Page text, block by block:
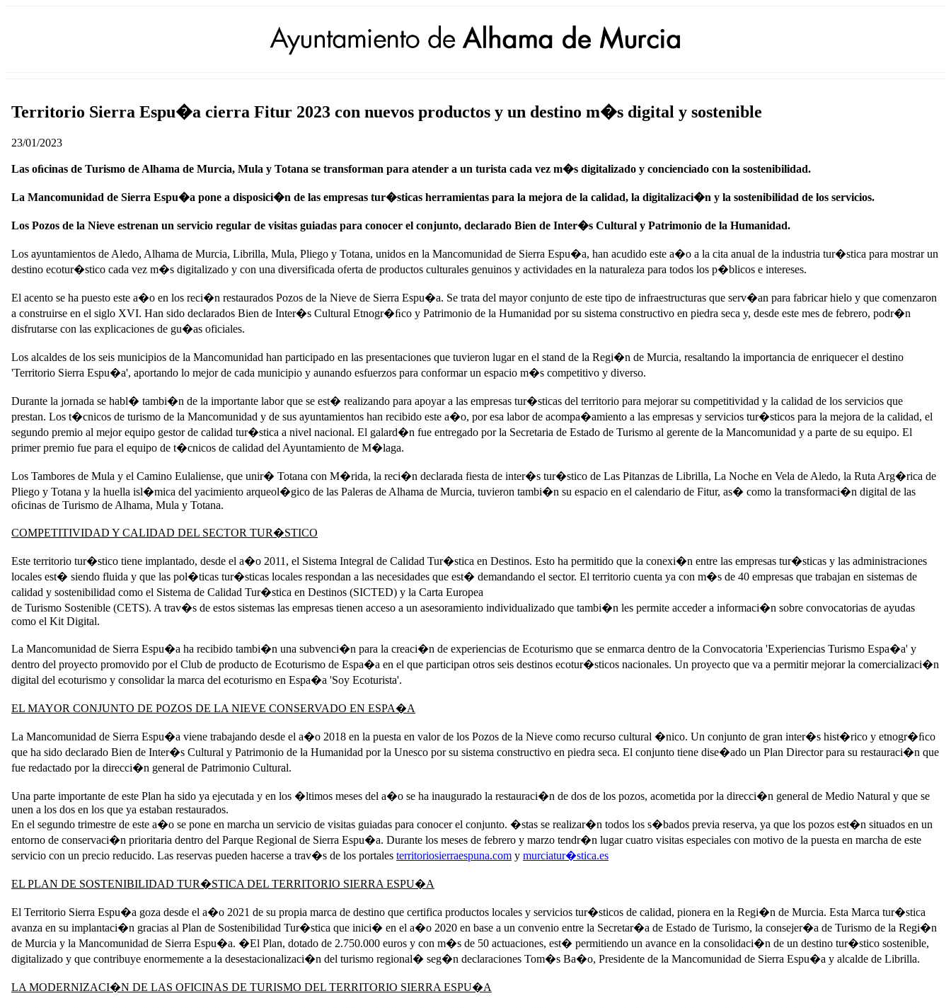
Territorio Sierra Espu�a cierra Fitur 2023 con nuevos productos y un destino m�s digital y sostenible
23/01/2023
Las oﬁcinas de Turismo de Alhama de Murcia, Mula y Totana se transforman para atender a un turista cada vez m�s digitalizado y concienciado con la sostenibilidad.
La Mancomunidad de Sierra Espu�a pone a disposici�n de las empresas tur�sticas herramientas para la mejora de la calidad, la digitalizaci�n y la sostenibilidad de los servicios.
Los Pozos de la Nieve estrenan un servicio regular de visitas guiadas para conocer el conjunto, declarado Bien de Inter�s Cultural y Patrimonio de la Humanidad.
Los ayuntamientos de Aledo, Alhama de Murcia, Librilla, Mula, Pliego y Totana, unidos en la Mancomunidad de Sierra Espu�a, han acudido este a�o a la cita anual de la industria tur�stica para mostrar un
destino ecotur�stico cada vez m�s digitalizado y con una diversificada oferta de productos culturales genuinos y actividades en la naturaleza para todos los p�blicos e intereses.
El acento se ha puesto este a�o en los reci�n restaurados Pozos de la Nieve de Sierra Espu�a. Se trata del mayor conjunto de este tipo de infraestructuras que serv�an para fabricar hielo y que comenzaron
a construirse en el siglo XVI. Han sido declarados Bien de Inter�s Cultural Etnogr�ﬁco y Patrimonio de la Humanidad por su sistema constructivo en piedra seca y, desde este mes de febrero, podr�n
disfrutarse con las explicaciones de gu�as oficiales.
Los alcaldes de los seis municipios de la Mancomunidad han participado en las presentaciones que tuvieron lugar en el stand de la Regi�n de Murcia, resaltando la importancia de enriquecer el destino
'Territorio Sierra Espu�a', aportando lo mejor de cada municipio y aunando esfuerzos para conformar un espacio m�s competitivo y diverso.
Durante la jornada se habl� tambi�n de la importante labor que se est� realizando para apoyar a las empresas tur�sticas del territorio para mejorar su competitividad y la calidad de los servicios que
prestan. Los t�cnicos de turismo de la Mancomunidad y de sus ayuntamientos han recibido este a�o, por esa labor de acompa�amiento a las empresas y servicios tur�sticos para la mejora de la calidad, el
segundo premio al mejor equipo gestor de calidad tur�stica a nivel nacional. El galard�n fue entregado por la Secretaria de Estado de Turismo al gerente de la Mancomunidad y a parte de su equipo. El
primer premio fue para el equipo de t�cnicos de calidad del Ayuntamiento de M�laga.
Los Tambores de Mula y el Camino Eulaliense, que unir� Totana con M�rida, la reci�n declarada fiesta de inter�s tur�stico de Las Pitanzas de Librilla, La Noche en Vela de Aledo, la Ruta Arg�rica de
Pliego y Totana y la huella isl�mica del yacimiento arqueol�gico de las Paleras de Alhama de Murcia, tuvieron tambi�n su espacio en el calendario de Fitur, as� como la transformaci�n digital de las
oﬁcinas de Turismo de Alhama, Mula y Totana.
COMPETITIVIDAD Y CALIDAD DEL SECTOR TUR�STICO
Este territorio tur�stico tiene implantado, desde el a�o 2011, el Sistema Integral de Calidad Tur�stica en Destinos. Esto ha permitido que la conexi�n entre las empresas tur�sticas y las administraciones
locales est� siendo fluida y que las pol�ticas tur�sticas locales respondan a las necesidades que est� demandando el sector. El territorio cuenta ya con m�s de 40 empresas que trabajan en sistemas de
calidad y sostenibilidad como el Sistema de Calidad Tur�stica en Destinos (SICTED) y la Carta Europea
de Turismo Sostenible (CETS). A trav�s de estos sistemas las empresas tienen acceso a un asesoramiento individualizado que tambi�n les permite acceder a informaci�n sobre convocatorias de ayudas
como el Kit Digital.
La Mancomunidad de Sierra Espu�a ha recibido tambi�n una subvenci�n para la creaci�n de experiencias de Ecoturismo que se enmarca dentro de la Convocatoria 'Experiencias Turismo Espa�a' y
dentro del proyecto promovido por el Club de producto de Ecoturismo de Espa�a en el que participan otros seis destinos ecotur�sticos nacionales. Un proyecto que va a permitir mejorar la comercializaci�n
digital del ecoturismo y consolidar la marca del ecoturismo en Espa�a 'Soy Ecoturista'.
EL MAYOR CONJUNTO DE POZOS DE LA NIEVE CONSERVADO EN ESPA�A
La Mancomunidad de Sierra Espu�a viene trabajando desde el a�o 2018 en la puesta en valor de los Pozos de la Nieve como recurso cultural �nico. Un conjunto de gran inter�s hist�rico y etnogr�ﬁco
que ha sido declarado Bien de Inter�s Cultural y Patrimonio de la Humanidad por la Unesco por su sistema constructivo en piedra seca. El conjunto tiene dise�ado un Plan Director para su restauraci�n que
fue redactado por la direcci�n general de Patrimonio Cultural.
Una parte importante de este Plan ha sido ya ejecutada y en los �ltimos meses del a�o se ha inaugurado la restauraci�n de dos de los pozos, acometida por la direcci�n general de Medio Natural y que se
unen a los dos en los que ya estaban restaurados.
En el segundo trimestre de este a�o se pone en marcha un servicio de visitas guiadas para conocer el conjunto. �stas se realizar�n todos los s�bados previa reserva, ya que los pozos est�n situados en un
entorno de conservaci�n prioritaria dentro del Parque Regional de Sierra Espu�a. Durante los meses de febrero y marzo tendr�n lugar cuatro visitas especiales con motivo de la puesta en marcha de este
servicio con un precio reducido. Las reservas pueden hacerse a trav�s de los portales territoriosierraespuna.com y murciatur�stica.es
EL PLAN DE SOSTENIBILIDAD TUR�STICA DEL TERRITORIO SIERRA ESPU�A
El Territorio Sierra Espu�a goza desde el a�o 2021 de su propia marca de destino que certifica productos locales y servicios tur�sticos de calidad, pionera en la Regi�n de Murcia. Esta Marca tur�stica
avanza en su implantaci�n gracias al Plan de Sostenibilidad Tur�stica que inici� en el a�o 2020 en base a un convenio entre la Secretar�a de Estado de Turismo, la consejer�a de Turismo de la Regi�n
de Murcia y la Mancomunidad de Sierra Espu�a. �El Plan, dotado de 2.750.000 euros y con m�s de 50 actuaciones, est� permitiendo un avance en la consolidaci�n de un destino tur�stico sostenible,
digitalizado y que contribuye enormemente a la desestacionalizaci�n del turismo regional� seg�n declaraciones Tom�s Ba�o, Presidente de la Mancomunidad de Sierra Espu�a y alcalde de Librilla.
LA MODERNIZACI�N DE LAS OFICINAS DE TURISMO DEL TERRITORIO SIERRA ESPU�A